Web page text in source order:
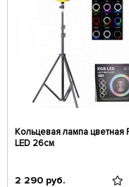
Кольцевая лампа цветная
LED 26см
2 290 руб.